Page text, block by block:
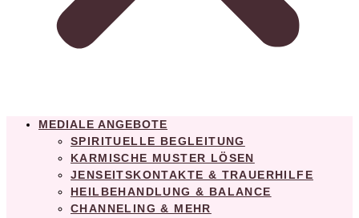
MEDIALE ANGEBOTE
SPIRITUELLE BEGLEITUNG
KARMISCHE MUSTER LÖSEN
JENSEITSKONTAKTE & TRAUERHILFE
HEILBEHANDLUNG & BALANCE
CHANNELING & MEHR